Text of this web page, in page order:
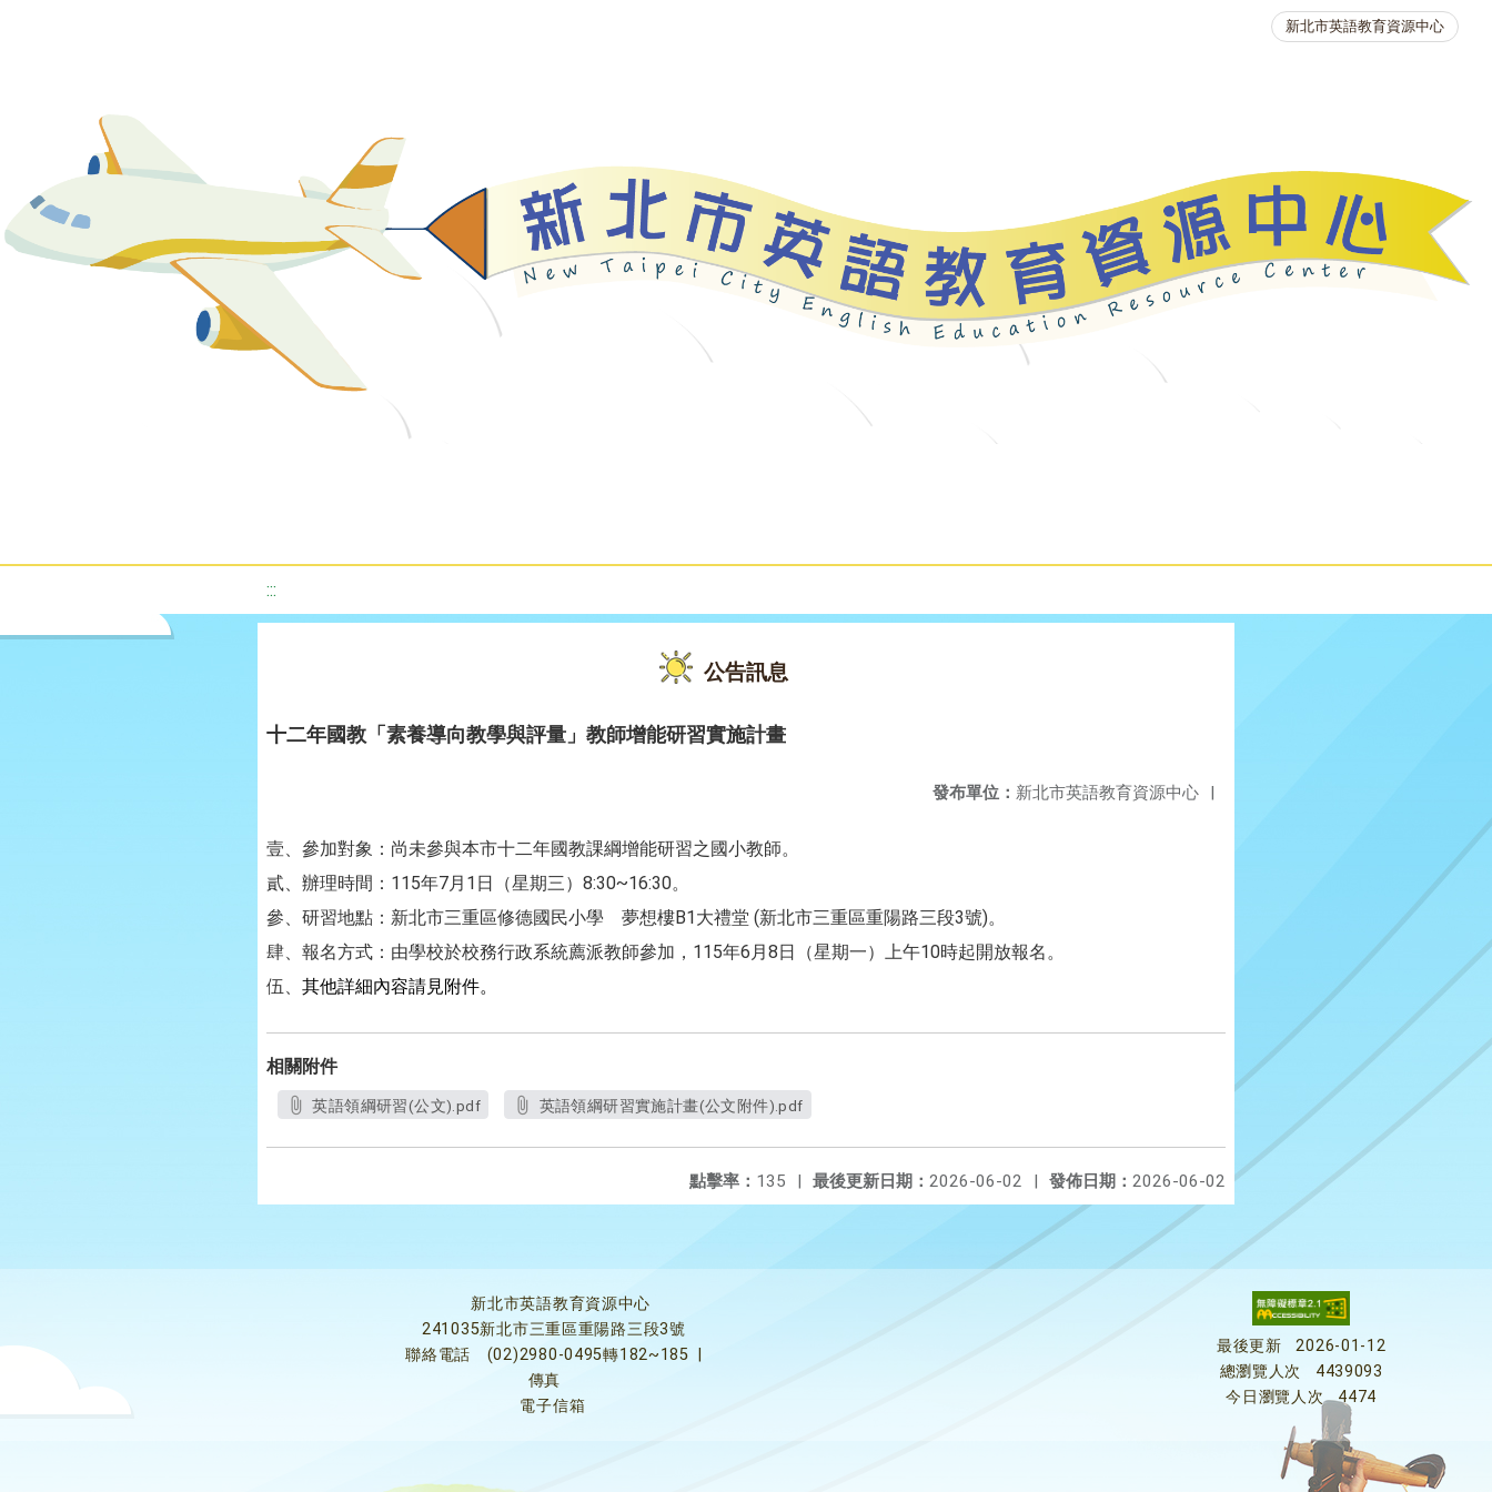
新北市英語教育資源中心
:::
公告訊息
十二年國教「素養導向教學與評量」教師增能研習實施計畫
發布單位： 新北市英語教育資源中心 |
壹、參加對象：尚未參與本市十二年國教課綱增能研習之國小教師。
貳、辦理時間： 115年7月 1 日（星期三） 8:30~16:30。
參、研習地點：新北市三重區修德國民小學 夢想樓B1大禮堂 (新北市三重區重陽路三段3號)。
肆、報名方式：由學校於校務行政系統薦派教師參加， 115年6 月 8 日（星期一）上午10時起開放報名。
伍、 其他詳細內容請見附件。
相關附件
英語領綱研習(公文).pdf 英語領綱研習實施計畫(公文附件).pdf
發佈日期： 2026-06-02
最後更新日期： 2026-06-02 |
點擊率： 135 |
新北市英語教育資源中心
241035新北市三重區重陽路三段3號
聯絡電話
(02)2980-0495轉182~185
傳真
電子信箱
最後更新
2026-01-12
總瀏覽人次
4439093
今日瀏覽人次
4474